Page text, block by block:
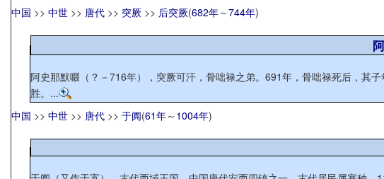
中国 >> 中世 >> 唐代 >> 突厥 >> 后突厥(682年～744年)
阿史那默啜（？－716年），突厥可汗，骨咄禄之弟。691年，骨咄禄死后，其
胜。...
中国 >> 中世 >> 唐代 >> 于阗(61年～ 1004年)